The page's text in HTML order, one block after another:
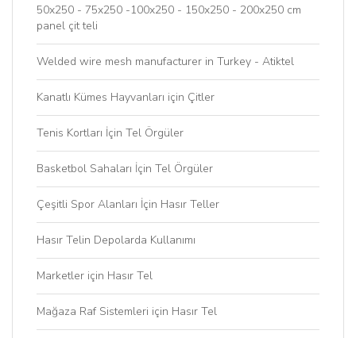
50x250 - 75x250 -100x250 - 150x250 - 200x250 cm
panel çit teli
Welded wire mesh manufacturer in Turkey - Atiktel
Kanatlı Kümes Hayvanları için Çitler
Tenis Kortları İçin Tel Örgüler
Basketbol Sahaları İçin Tel Örgüler
Çeşitli Spor Alanları İçin Hasır Teller
Hasır Telin Depolarda Kullanımı
Marketler için Hasır Tel
Mağaza Raf Sistemleri için Hasır Tel